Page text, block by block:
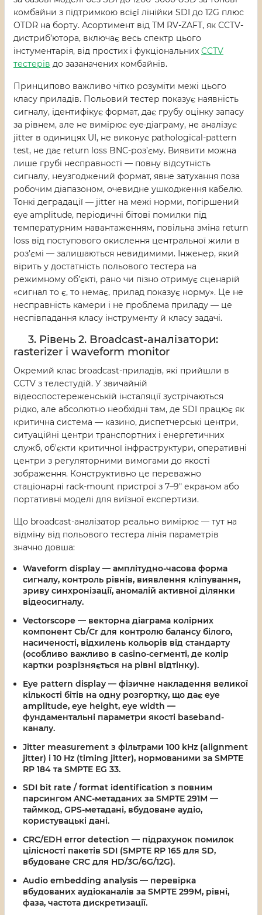
комбайни з підтримкою всієї лінійки SDI до 12G плюс
OTDR на борту. Асортимент від ТМ RV-ZAFT, як CCTV-
дистриб’ютора, включає весь спектр цього
інстументарія, від простих і фукціональних CCTV
тестерів до зазаначених комбайнів.
Принципово важливо чітко розуміти межі цього
класу приладів. Польовий тестер показує наявність
сигналу, ідентифікує формат, дає грубу оцінку запасу
за рівнем, але не вимірює eye-діаграму, не аналізує
jitter в одиницях UI, не виконує pathological-pattern
test, не дає return loss BNC-роз’єму. Виявити можна
лише грубі несправності — повну відсутність
сигналу, неузгоджений формат, явне затухання поза
робочим діапазоном, очевидне ушкодження кабелю.
Тонкі деградації — jitter на межі норми, погіршений
eye amplitude, періодичні бітові помилки під
температурним навантаженням, повільна зміна return
loss від поступового окислення центральної жили в
роз’ємі — залишаються невидимими. Інженер, який
вірить у достатність польового тестера на
режимному об’єкті, рано чи пізно отримує сценарій
«сигнал то є, то немає, прилад показує норму». Це не
несправність камери і не проблема приладу — це
неспівпадання класу інструменту й класу задачі.
3. Рівень 2. Broadcast-аналізатори:
rasterizer і waveform monitor
Окремий клас broadcast-приладів, які прийшли в
CCTV з телестудій. У звичайній
відеоспостереженській інсталяції зустрічаються
рідко, але абсолютно необхідні там, де SDI працює як
критична система — казино, диспетчерські центри,
ситуаційні центри транспортних і енергетичних
служб, об'єкти критичної інфраструктури, оперативні
центри з регуляторними вимогами до якості
зображення. Конструктивно це переважно
стаціонарні rack-mount пристрої з 7–9" екраном або
портативні моделі для виїзної експертизи.
Що broadcast-аналізатор реально вимірює — тут на
відміну від польового тестера лінія параметрів
значно довша:
Waveform display — амплітудно-часова форма
сигналу, контроль рівнів, виявлення кліпування,
зриву синхронізації, аномалій активної ділянки
відеосигналу.
Vectorscope — векторна діаграма колірних
компонент Cb/Cr для контролю балансу білого,
насиченості, відхилень кольорів від стандарту
(особливо важливо в casino-сегменті, де колір
картки розрізняється на рівні відтінку).
Eye pattern display — фізичне накладення великої
кількості бітів на одну розгортку, що дає eye
amplitude, eye height, eye width —
фундаментальні параметри якості baseband-
каналу.
Jitter measurement з фільтрами 100 kHz (alignment
jitter) і 10 Hz (timing jitter), нормованими за SMPTE
RP 184 та SMPTE EG 33.
SDI bit rate / format identification з повним
парсингом ANC-метаданих за SMPTE 291M —
таймкод, GPS-метадані, вбудоване аудіо,
користувацькі дані.
CRC/EDH error detection — підрахунок помилок
цілісності пакетів SDI (SMPTE RP 165 для SD,
вбудоване CRC для HD/3G/6G/12G).
Audio embedding analysis — перевірка
вбудованих аудіоканалів за SMPTE 299M, рівні,
фаза, частота дискретизації.